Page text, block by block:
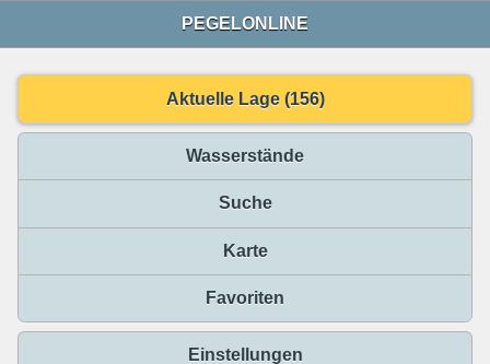
PEGELONLINE
Aktuelle Lage (156)
Wasserstände
Suche
Karte
Favoriten
Einstellungen